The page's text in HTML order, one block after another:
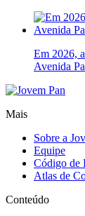
Em 2026,
Avenida
Mais
Sobre a
Equipe
Código de
Atlas de
Conteúdo